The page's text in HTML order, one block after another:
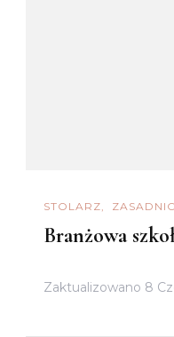
STOLARZ
Branżowa
Zaktualizowano 8